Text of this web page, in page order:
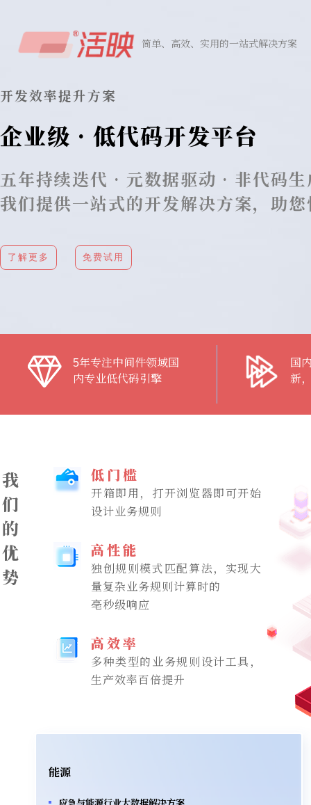
简单、高效、实用的一站式解决方案
开发效率提升方案
企业级 · 低代码开发平台
五年持续迭代 · 元数据驱动 · 非代码
我们提供一站式的开发解决方案，助
了解更多 免费试用
5年专注中间件领域国
内专业低代码引擎
国
新
我
们
的
优
势
低门槛
开箱即用，打开浏览器即可开始
设计业务规则
高性能
独创规则模式匹配算法，实现大
量复杂业务规则计算时的
亳秒级响应
高效率
多种类型的业务规则设计工具，
生产效率百倍提升
能源